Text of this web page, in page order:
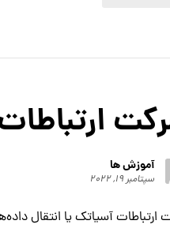
آموزش ها
سپتامبر ۱۹, ۲۰۲۲
ارتباطات آسیاتک یا انتقال